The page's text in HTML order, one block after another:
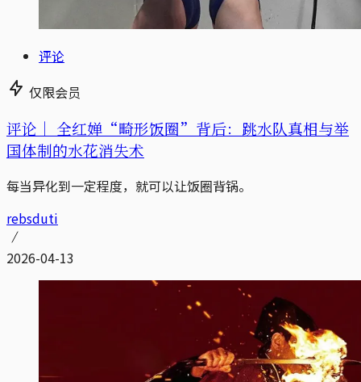
评论
仅限会员
评论｜ 全红婵“畸形饭圈”背后：跳水队真相与举
国体制的水花消失术
每当异化到一定程度，就可以让饭圈背锅。
rebsduti
2026-04-13